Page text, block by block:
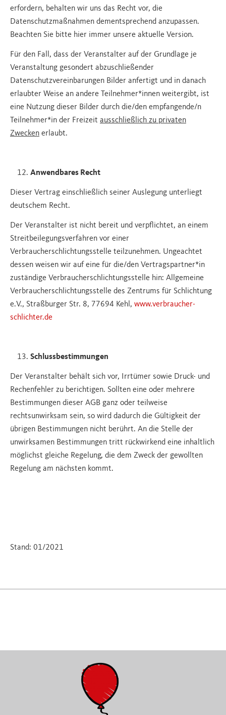
erfordern, behalten wir uns das Recht vor, die
Datenschutzmaßnahmen dementsprechend anzupassen.
Beachten Sie bitte hier immer unsere aktuelle Version.
Für den Fall, dass der Veranstalter auf der Grundlage je
Veranstaltung gesondert abzuschließender
Datenschutzvereinbarungen Bilder anfertigt und in danach
erlaubter Weise an andere Teilnehmer*innen weitergibt, ist
eine Nutzung dieser Bilder durch die/den empfangende/n
Teilnehmer*in der Freizeit ausschließlich zu privaten
Zwecken erlaubt.
Anwendbares Recht
Dieser Vertrag einschließlich seiner Auslegung unterliegt
deutschem Recht.
Der Veranstalter ist nicht bereit und verpflichtet, an einem
Streitbeilegungsverfahren vor einer
Verbraucherschlichtungsstelle teilzunehmen. Ungeachtet
dessen weisen wir auf eine für die/den Vertragspartner*in
zuständige Verbraucherschlichtungsstelle hin: Allgemeine
Verbraucherschlichtungsstelle des Zentrums für Schlichtung
e.V., Straßburger Str. 8, 77694 Kehl, www.verbraucher-
schlichter.de
Schlussbestimmungen
Der Veranstalter behält sich vor, Irrtümer sowie Druck- und
Rechenfehler zu berichtigen. Sollten eine oder mehrere
Bestimmungen dieser AGB ganz oder teilweise
rechtsunwirksam sein, so wird dadurch die Gültigkeit der
übrigen Bestimmungen nicht berührt. An die Stelle der
unwirksamen Bestimmungen tritt rückwirkend eine inhaltlich
möglichst gleiche Regelung, die dem Zweck der gewollten
Regelung am nächsten kommt.
Stand: 01/2021